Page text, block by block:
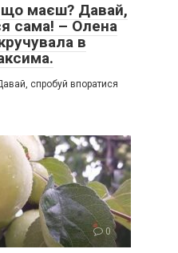
що маєш? Давай,
сама! – Олена
в
спробуй впоратися
0